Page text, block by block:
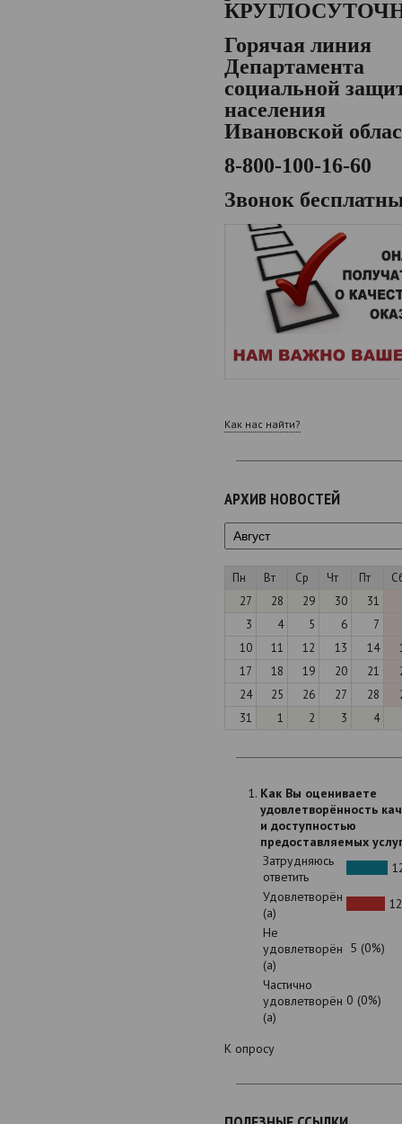
Горячая линия
Департамента
социальной
населения
Ивановской
8-800-100-16-60
Звонок
Как нас найти?
АРХИВ НОВОСТЕЙ
Пн Вт Ср Чт Пт
27
28 29 30
31
3
4 5 6
7
10
11 12 13 14
17
18 19 20 21
24
25 26 27 28
31
1 2 3 4
Как Вы оцениваете
удовлетворённость
и доступностью
предоставляемых
Затрудняюсь
ответить
Удовлетворён
(а)
Не
удовлетворён
(а)
5 (0%)
Частично
удовлетворён
(а)
0 (0%)
К опросу